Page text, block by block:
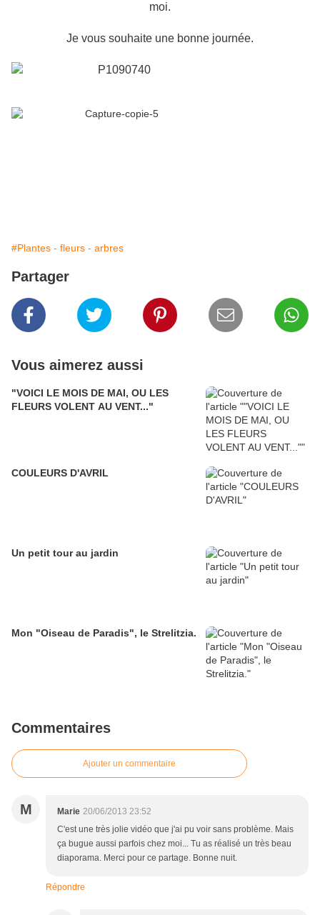
moi.
Je vous souhaite une bonne journée.
#Plantes - fleurs - arbres
Partager
Vous aimerez aussi
"VOICI LE MOIS DE MAI, OU LES
FLEURS VOLENT AU VENT..."
COULEURS D'AVRIL
Un petit tour au jardin
Mon "Oiseau de Paradis", le Strelitzia.
Commentaires
Ajouter un commentaire
M Marie 20/06/2013 23:52
C'est une très jolie vidéo que j'ai pu voir sans problème. Mais
ça bugue aussi parfois chez moi... Tu as réalisé un très beau
diaporama. Merci pour ce partage. Bonne nuit.
Répondre